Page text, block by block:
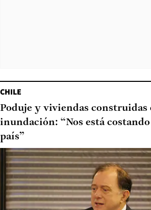
CHILE
Poduje y viviendas construidas
inundación: “Nos está
país”